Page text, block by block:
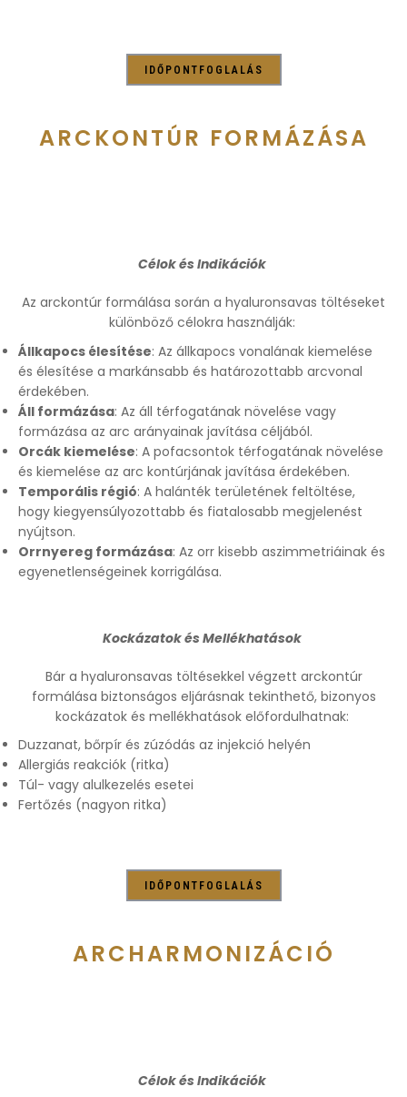
IDŐPONTFOGLALÁS
ARCKONTÚR FORMÁZÁSA
Célok és Indikációk
Az arckontúr formálása során a hyaluronsavas töltéseket
különböző célokra használják:
Állkapocs élesítése: Az állkapocs vonalának kiemelése
és élesítése a markánsabb és határozottabb arcvonal
érdekében.
Áll formázása: Az áll térfogatának növelése vagy
formázása az arc arányainak javítása céljából.
Orcák kiemelése: A pofacsontok térfogatának növelése
és kiemelése az arc kontúrjának javítása érdekében.
Temporális régió: A halánték területének feltöltése,
hogy kiegyensúlyozottabb és fiatalosabb megjelenést
nyújtson.
Orrnyereg formázása: Az orr kisebb aszimmetriáinak és
egyenetlenségeinek korrigálása.
Kockázatok és Mellékhatások
Bár a hyaluronsavas töltésekkel végzett arckontúr
formálása biztonságos eljárásnak tekinthető, bizonyos
kockázatok és mellékhatások előfordulhatnak:
Duzzanat, bőrpír és zúzódás az injekció helyén
Allergiás reakciók (ritka)
Túl- vagy alulkezelés esetei
Fertőzés (nagyon ritka)
IDŐPONTFOGLALÁS
ARCHARMONIZÁCIÓ
Célok és Indikációk